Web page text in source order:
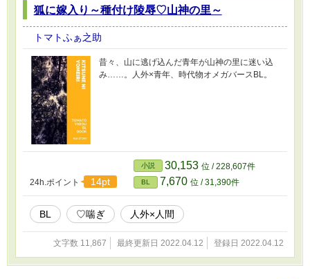
狐に嫁入り～種付け陵辱♡山神の里～
トマトふぁ之助
昔々、山に逃げ込んだ青年が山神の里に迷い込
み……。人外×青年、時代物オメガバースBL。
24h.ポイント 14pt
小説 30,153 位 / 228,607件
BL 7,670 位 / 31,390件
BL ♡喘ぎ 人外×人間
文字数 11,867 最終更新日 2022.04.12 登録日 2022.04.12